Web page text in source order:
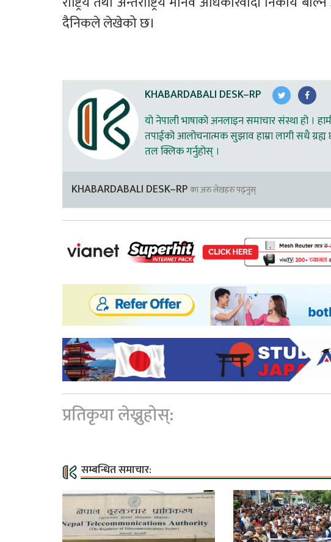
दैनिकले लेखेको छ।
KHABARDABALI DESK–RP
यो नेपाली भाषाको अनलाइन समाचार संस्था हो ।
तपाईको आलोचनात्मक सुझाव हाम्रा लागी सधै
तल क्लिक गर्नुहोस् ।
KHABARDABALI DESK–RPका अरु लेखहरु पढ्नुस्
प्रतिकृया लेख्नुहोस्:
सम्बन्धित समाचार: